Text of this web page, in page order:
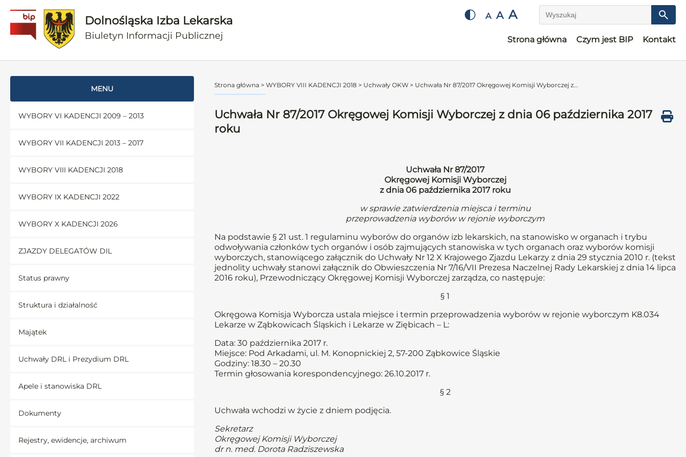
Dolnośląska Izba Lekarska
Biuletyn Informacji Publicznej
A A A Wyszukaj
Strona główna Czym jest BIP Kontakt
MENU
WYBORY VI KADENCJI 2009 – 2013
WYBORY VII KADENCJI 2013 – 2017
WYBORY VIII KADENCJI 2018
WYBORY IX KADENCJI 2022
WYBORY X KADENCJI 2026
ZJAZDY DELEGATÓW DIL
Status prawny
Struktura i działalność
Majątek
Uchwały DRL i Prezydium DRL
Apele i stanowiska DRL
Dokumenty
Rejestry, ewidencje, archiwum
Strona główna > WYBORY VIII KADENCJI 2018 > Uchwały OKW > Uchwała Nr 87/2017 Okręgowej Komisji Wyborczej z...
Uchwała Nr 87/2017 Okręgowej Komisji Wyborczej z dnia 06 października 2017
roku
Uchwała Nr 87/2017
Okręgowej Komisji Wyborczej
z dnia 06 października 2017 roku
w sprawie zatwierdzenia miejsca i terminu
przeprowadzenia wyborów w rejonie wyborczym
Na podstawie § 21 ust. 1 regulaminu wyborów do organów izb lekarskich, na stanowisko w organach i trybu
odwoływania członków tych organów i osób zajmujących stanowiska w tych organach oraz wyborów komisji
wyborczych, stanowiącego załącznik do Uchwały Nr 12 X Krajowego Zjazdu Lekarzy z dnia 29 stycznia 2010 r. (tekst
jednolity uchwały stanowi załącznik do Obwieszczenia Nr 7/16/VII Prezesa Naczelnej Rady Lekarskiej z dnia 14 lipca
2016 roku), Przewodniczący Okręgowej Komisji Wyborczej zarządza, co następuje:
§ 1
Okręgowa Komisja Wyborcza ustala miejsce i termin przeprowadzenia wyborów w rejonie wyborczym K8.034
Lekarze w Ząbkowicach Śląskich i Lekarze w Ziębicach – L:
Data: 30 października 2017 r.
Miejsce: Pod Arkadami, ul. M. Konopnickiej 2, 57-200 Ząbkowice Śląskie
Godziny: 18.30 – 20.30
Termin głosowania korespondencyjnego: 26.10.2017 r.
§ 2
Uchwała wchodzi w życie z dniem podjęcia.
Sekretarz
Okręgowej Komisji Wyborczej
dr n. med. Dorota Radziszewska